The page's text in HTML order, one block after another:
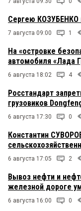
Сергею КОЗУБЕНКО
7 августа 09:00 1
На «островке
автомобиля «Лада
6 августа 18:02 4
Росстандарт
грузовиков
6 августа 17:30 0
Константин
6 августа 17:05 2
Вывоз нефти и
железной дороге
6 августа 16:00 0